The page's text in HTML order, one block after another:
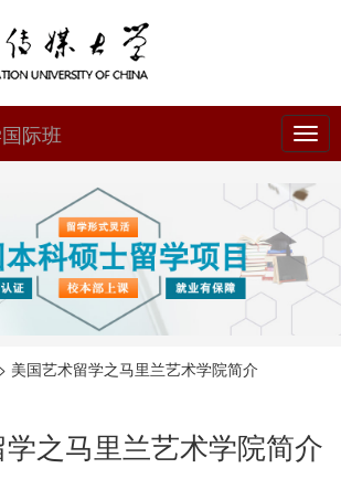
中
国
传
大
学
国
班
际班
> 美国艺术留学之马里兰艺术学院简介
之马里兰艺术学院简介